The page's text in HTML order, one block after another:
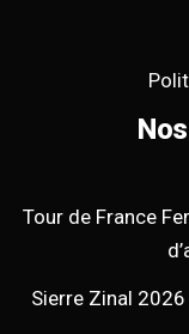
Tour de France
Sierre Zinal